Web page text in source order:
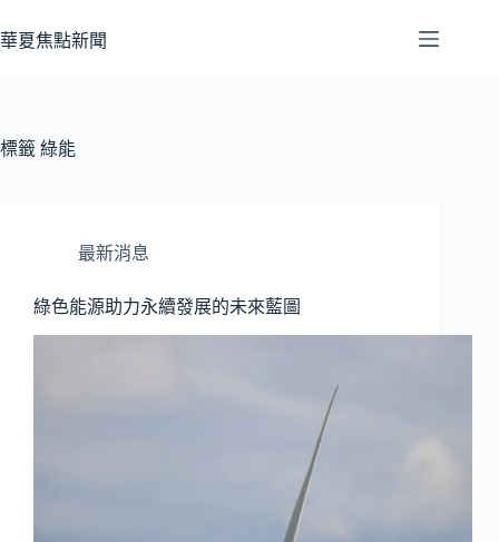
至
容
華夏焦點新聞
標籤 綠能
最新消息
綠色能源助力永續發展的未來藍圖